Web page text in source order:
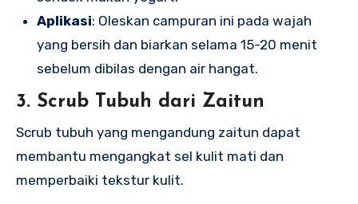
Aplikasi: Oleskan campuran ini pada wajah
yang bersih dan biarkan selama 15-20 menit
sebelum dibilas dengan air hangat.
3. Scrub Tubuh dari Zaitun
Scrub tubuh yang mengandung zaitun dapat
membantu mengangkat sel kulit mati dan
memperbaiki tekstur kulit.